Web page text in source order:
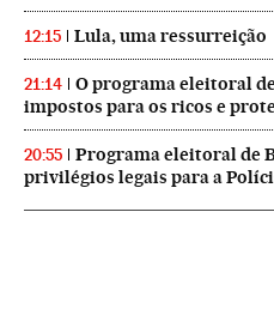
12:15 Lula, uma ressurreição
21:14
O programa eleitoral
impostos para os ricos e
20:55
Programa eleitoral de
privilégios legais para a